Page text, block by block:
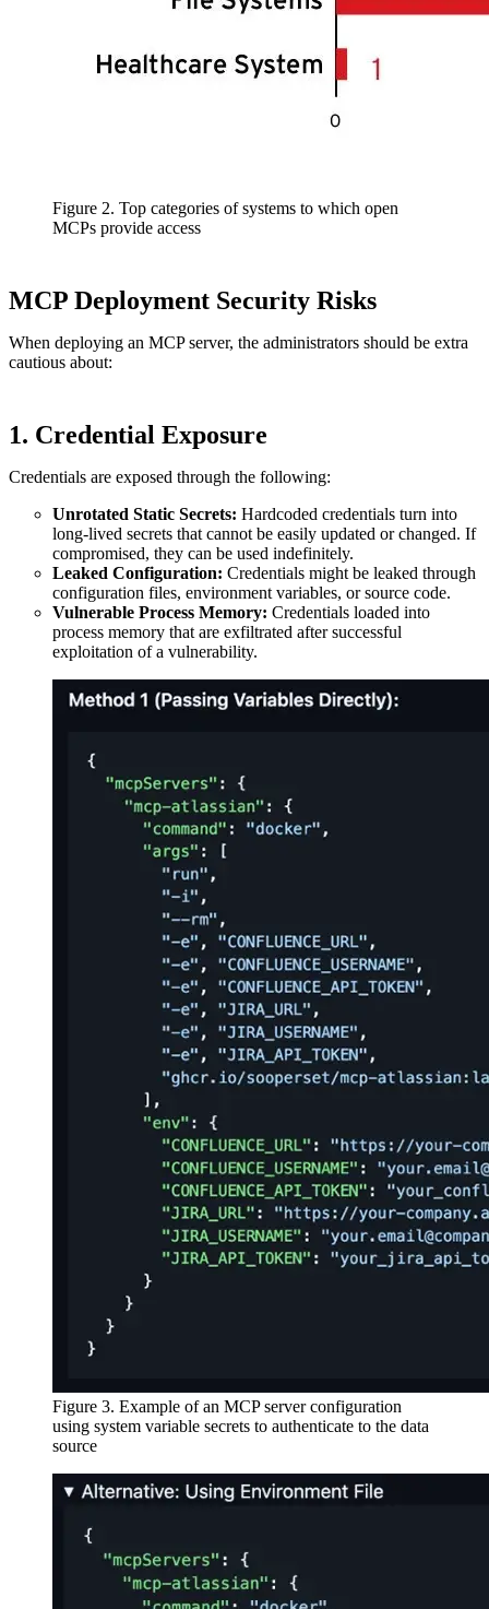
Figure 2. Top categories of systems to which open
MCPs provide access
MCP Deployment Security Risks
When deploying an MCP server, the administrators should be extra
cautious about:
1. Credential Exposure
Credentials are exposed through the following:
Unrotated Static Secrets: Hardcoded credentials turn into
long-lived secrets that cannot be easily updated or changed. If
compromised, they can be used indefinitely.
Leaked Configuration: Credentials might be leaked through
configuration files, environment variables, or source code.
Vulnerable Process Memory: Credentials loaded into
process memory that are exfiltrated after successful
exploitation of a vulnerability.
Figure 3. Example of an MCP server configuration
using system variable secrets to authenticate to the data
source